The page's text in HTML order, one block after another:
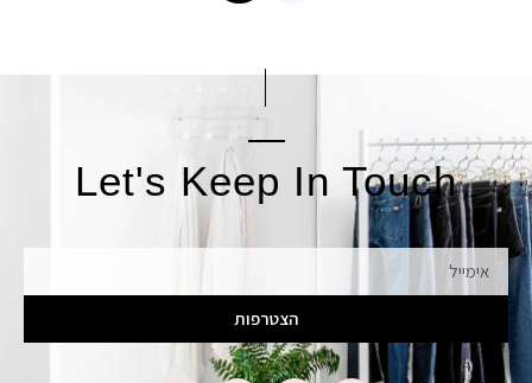
Let's Keep In Touch
אימייל
הצטרפות